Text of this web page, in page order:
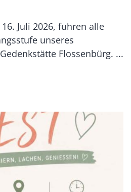
Juli 2026, fuhren alle
unseres
Flossenbürg. ...